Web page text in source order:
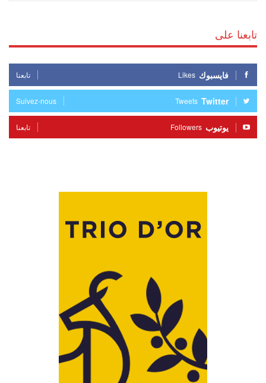
تابعنا على
فايسبوك Likes تابعنا
Twitter
Tweets
Suivez-nous
يوتيوب Followers تابعنا